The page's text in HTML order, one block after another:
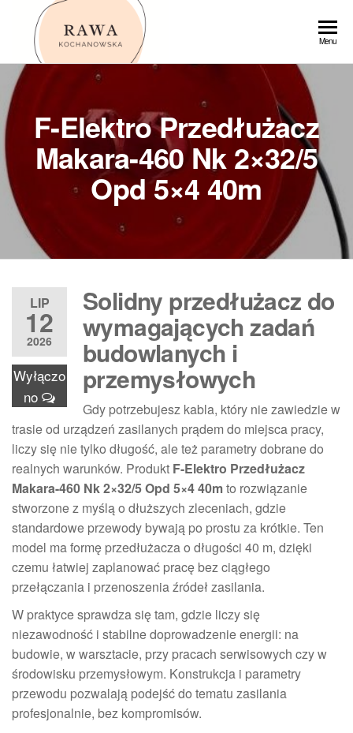
Przejdź
Menu
F-Elektro Przedłużacz
Makara-460 Nk 2×32/5
Opd 5×4 40m
LIP
12
2026
Wyłączo
no
Solidny przedłużacz do
wymagających zadań
budowlanych i
przemysłowych
Gdy potrzebujesz kabla, który nie zawiedzie w
trasie od urządzeń zasilanych prądem do miejsca pracy,
liczy się nie tylko długość, ale też parametry dobrane do
realnych warunków. Produkt F-Elektro Przedłużacz
Makara-460 Nk 2×32/5 Opd 5×4 40mto rozwiązanie
stworzone z myślą o dłuższych zleceniach, gdzie
standardowe przewody bywają po prostu za krótkie. Ten
model ma formę przedłużacza o długości 40 m, dzięki
czemu łatwiej zaplanować pracę bez ciągłego
przełączania i przenoszenia źródeł zasilania.
W praktyce sprawdza się tam, gdzie liczy się
niezawodność i stabilne doprowadzenie energii: na
budowie, w warsztacie, przy pracach serwisowych czy w
środowisku przemysłowym. Konstrukcja i parametry
przewodu pozwalają podejść do tematu zasilania
profesjonalnie, bez kompromisów.